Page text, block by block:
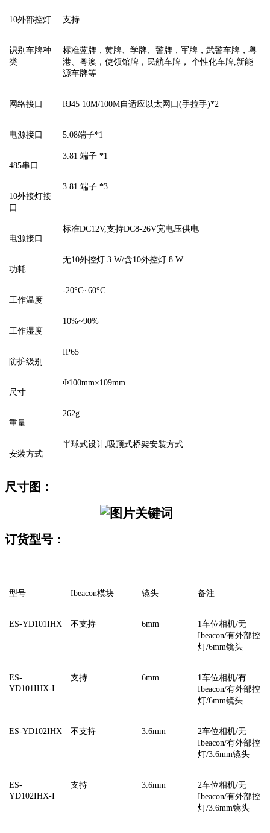
10外部控灯 支持
识别车牌种
类
标准蓝牌，黄牌、学牌、警牌，军牌，武警车牌，粤
港、粤澳，使领馆牌，民航车牌， 个性化车牌,新能
源车牌等
网络接口 RJ45 10M/100M自适应以太网口(手拉手)*2
电源接口 5.08端子*1
485串口
3.81 端子 *1
10外接灯接
口
3.81 端子 *3
电源接口
标准DC12V,支持DC8-26V宽电压供电
功耗
无10外控灯 3 W/含10外控灯 8 W
工作温度
-20°C~60°C
工作湿度
10%~90%
防护级别
IP65
尺寸
Φ100mm×109mm
重量
262g
安装方式
半球式设计,吸顶式桥架安装方式
尺寸图：
订货型号：
型号 Ibeacon模块 镜头 备注
ES-YD101IHX 不支持 6mm
1车位相机/无
Ibeacon/有外部控
灯/6mm镜头
ES-
YD101IHX-I
支持 6mm
1车位相机/有
Ibeacon/有外部控
灯/6mm镜头
ES-YD102IHX 不支持 3.6mm
2车位相机/无
Ibeacon/有外部控
灯/3.6mm镜头
ES-
YD102IHX-I
支持 3.6mm
2车位相机/无
Ibeacon/有外部控
灯/3.6mm镜头